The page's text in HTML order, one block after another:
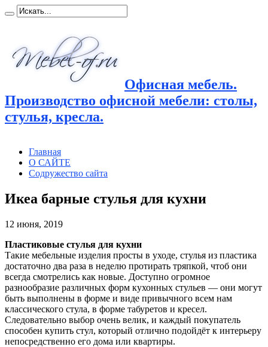
Офисная мебель.
Производство офисной мебели: столы,
стулья, кресла.
Главная
О САЙТЕ
Содружество сайта
Икеа барные стулья для кухни
12 июня, 2019
Пластиковые стулья для кухни
Такие мебельные изделия просты в уходе, стулья из пластика
достаточно два раза в неделю протирать тряпкой, чтоб они
всегда смотрелись как новые. Доступно огромное
разнообразие различных форм кухонных стульев — они могут
быть выполнены в форме и виде привычного всем нам
классического стула, в форме табуретов и кресел.
Следовательно выбор очень велик, и каждый покупатель
способен купить стул, который отлично подойдёт к интерьеру
непосредственно его дома или квартиры.